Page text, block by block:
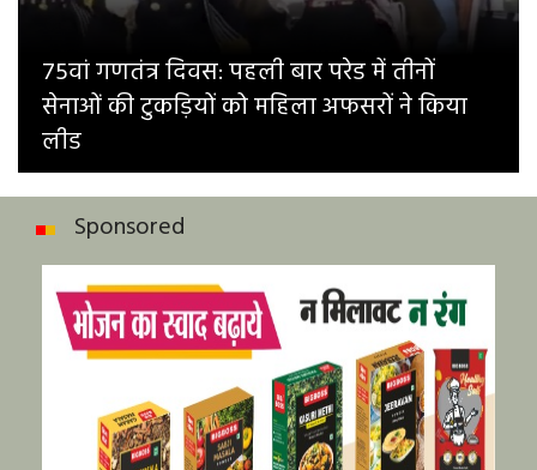
75वां गणतंत्र दिवस: पहली बार परेड में तीनों
सेनाओं की टुकड़ियों को महिला अफसरों ने किया
लीड
Sponsored